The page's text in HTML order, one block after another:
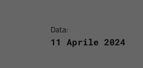
Data:
11 Aprile 2024